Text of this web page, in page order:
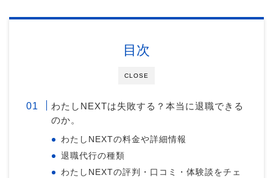
CLOSE
目次
わたしNEXTは失敗する？本当に退職できる
のか。
わたしNEXTの料金や詳細情報
退職代行の種類
わたしNEXTの評判・口コミ・体験談をチェ